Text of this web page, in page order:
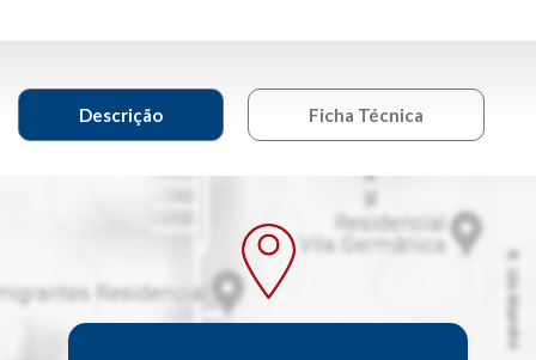
Descrição Ficha Técnica